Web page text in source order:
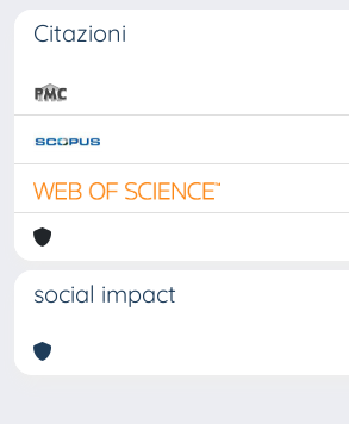
Citazioni
social impact